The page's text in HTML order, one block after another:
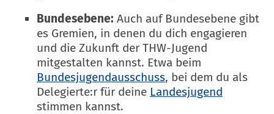
Bundesebene: Auch auf Bundesebene gibt
es Gremien, in denen du dich engagieren
und die Zukunft der THW-Jugend
mitgestalten kannst. ​ Etwa beim
Bundesjugendausschuss, bei dem du als
Delegierte:r für deine Landesjugend
stimmen kannst.